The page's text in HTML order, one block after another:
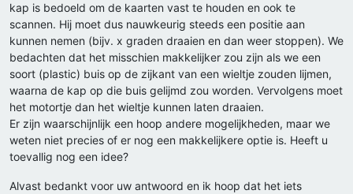
kap is bedoeld om de kaarten vast te houden en ook te
scannen. Hij moet dus nauwkeurig steeds een positie aan
kunnen nemen (bijv. x graden draaien en dan weer stoppen). We
bedachten dat het misschien makkelijker zou zijn als we een
soort (plastic) buis op de zijkant van een wieltje zouden lijmen,
waarna de kap op die buis gelijmd zou worden. Vervolgens moet
het motortje dan het wieltje kunnen laten draaien.
Er zijn waarschijnlijk een hoop andere mogelijkheden, maar we
weten niet precies of er nog een makkelijkere optie is. Heeft u
toevallig nog een idee?
Alvast bedankt voor uw antwoord en ik hoop dat het iets